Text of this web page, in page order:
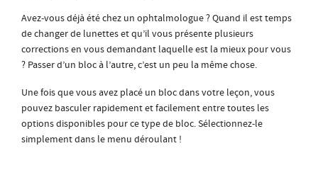
Avez-vous déjà été chez un ophtalmologue ? Quand il est temps
de changer de lunettes et qu’il vous présente plusieurs
corrections en vous demandant laquelle est la mieux pour vous
? Passer d’un bloc à l’autre, c’est un peu la même chose.
Une fois que vous avez placé un bloc dans votre leçon, vous
pouvez basculer rapidement et facilement entre toutes les
options disponibles pour ce type de bloc. Sélectionnez-le
simplement dans le menu déroulant !